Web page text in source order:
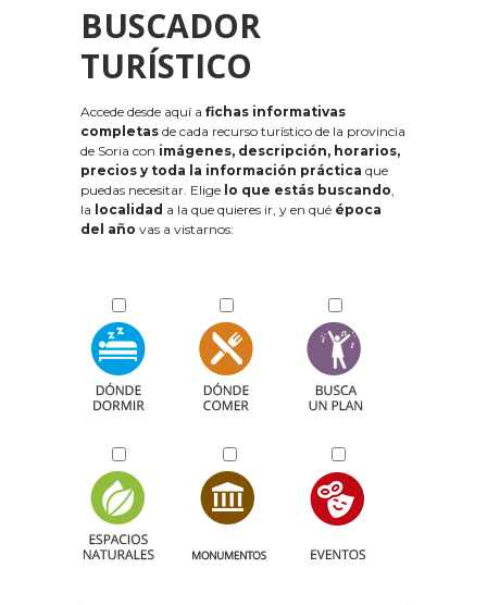
BUSCADOR
TURÍSTICO
Accede desde aquí a fichas informativas
completas de cada recurso turístico de la provincia
de Soria con imágenes, descripción, horarios,
precios y toda la información práctica que
puedas necesitar. Elige lo que estás buscando,
la localidad a la que quieres ir, y en qué época
del año vas a vistarnos: